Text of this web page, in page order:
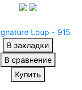
В закладки
В сравнение
Купить